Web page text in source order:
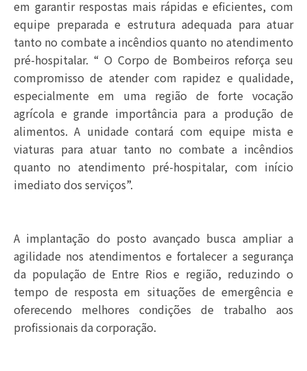
em garantir respostas mais rápidas e eficientes, com
equipe preparada e estrutura adequada para atuar
tanto no combate a incêndios quanto no atendimento
pré-hospitalar. “ O Corpo de Bombeiros reforça seu
compromisso de atender com rapidez e qualidade,
especialmente em uma região de forte vocação
agrícola e grande importância para a produção de
alimentos. A unidade contará com equipe mista e
viaturas para atuar tanto no combate a incêndios
quanto no atendimento pré-hospitalar, com início
imediato dos serviços”.
A implantação do posto avançado busca ampliar a
agilidade nos atendimentos e fortalecer a segurança
da população de Entre Rios e região, reduzindo o
tempo de resposta em situações de emergência e
oferecendo melhores condições de trabalho aos
profissionais da corporação.